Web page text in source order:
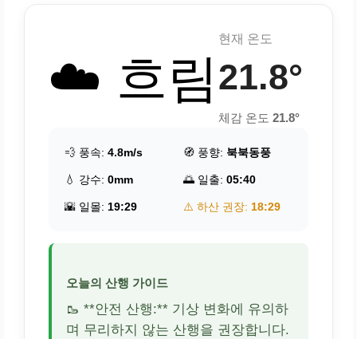
☁️ 흐림
현재 온도
21.8°
체감 온도 21.8°
💨 풍속: 4.8m/s 🧭 풍향: 북북동풍
💧 강수: 0mm 🌅 일출: 05:40
🌇 일몰: 19:29 ⚠️ 하산 권장: 18:29
오늘의 산행 가이드
🥾 **안전 산행:** 기상 변화에 유의하
며 무리하지 않는 산행을 권장합니다.